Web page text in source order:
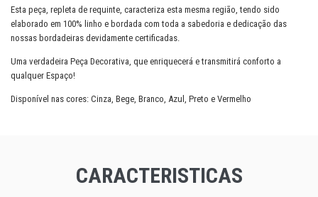
Esta peça, repleta de requinte, caracteriza esta mesma região, tendo sido
elaborado em 100% linho e bordada com toda a sabedoria e dedicação das
nossas bordadeiras devidamente certificadas.
Uma verdadeira Peça Decorativa, que enriquecerá e transmitirá conforto a
qualquer Espaço!
Disponível nas cores: Cinza, Bege, Branco, Azul, Preto e Vermelho
CARACTERISTICAS